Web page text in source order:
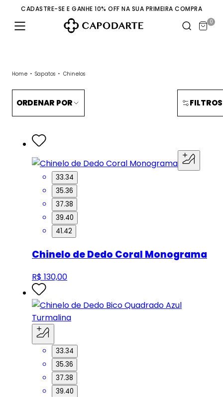
CADASTRE-SE E GANHE 10% OFF NA SUA PRIMEIRA COMPRA
0
Home Sapatos Chinelos
FILTROS
ORDENAR POR
33.34
35.36
37.38
39.40
41.42
Chinelo de Dedo Coral Monograma
R$ 130,00
33.34
35.36
37.38
39.40